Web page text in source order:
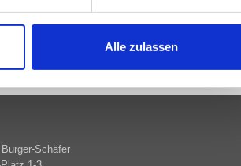
Alle zulassen
Schäfer